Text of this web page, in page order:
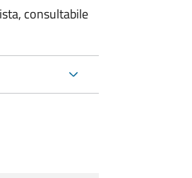
consultabile